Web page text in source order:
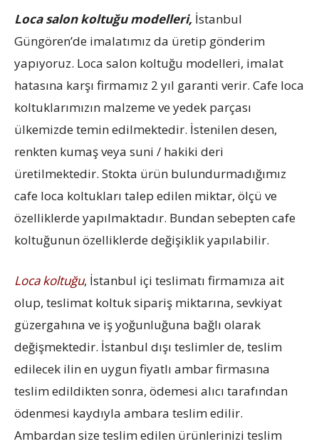
Loca salon koltuğu modelleri, İstanbul
Güngören’de imalatımız da üretip gönderim
yapıyoruz. Loca salon koltuğu modelleri, imalat
hatasına karşı firmamız 2 yıl garanti verir. Cafe loca
koltuklarımızın malzeme ve yedek parçası
ülkemizde temin edilmektedir. İstenilen desen,
renkten kumaş veya suni / hakiki deri
üretilmektedir. Stokta ürün bulundurmadığımız
cafe loca koltukları talep edilen miktar, ölçü ve
özelliklerde yapılmaktadır. Bundan sebepten cafe
koltuğunun özelliklerde değişiklik yapılabilir.
Loca koltuğu, İstanbul içi teslimatı firmamıza ait
olup, teslimat koltuk sipariş miktarına, sevkiyat
güzergahına ve iş yoğunluğuna bağlı olarak
değişmektedir. İstanbul dışı teslimler de, teslim
edilecek ilin en uygun fiyatlı ambar firmasına
teslim edildikten sonra, ödemesi alıcı tarafından
ödenmesi kaydıyla ambara teslim edilir.
Ambardan size teslim edilen ürünlerinizi teslim